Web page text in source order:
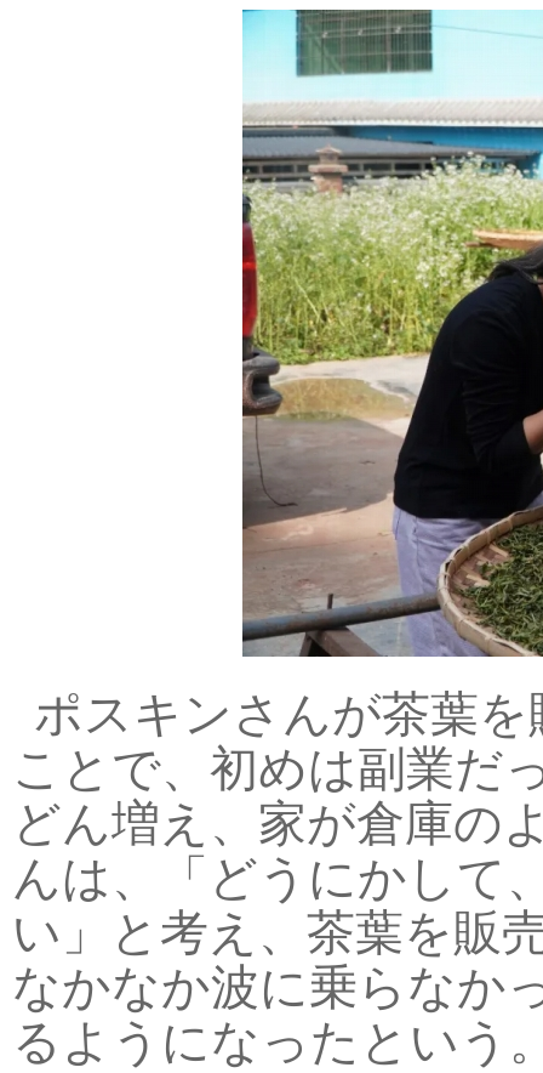
ポスキンさんが茶葉
ことで、初めは副業だ
どん増え、家が倉庫の
んは、「どうにかして
い」と考え、茶葉を販
なかなか波に乗らなか
るようになったという